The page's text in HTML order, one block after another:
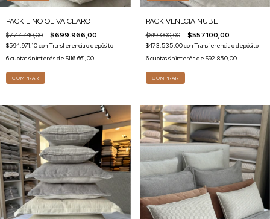
PACK LINO OLIVA CLARO
$777.740,00 $699.966,00
$594.971,10conTransferencia o depósito
6cuotas sin interés de $116.661,00
COMPRAR
PACK VENECIA NUBE
$619.000,00 $557.100,00
$473.535,00conTransferencia o depósito
6cuotas sin interés de $92.850,00
COMPRAR